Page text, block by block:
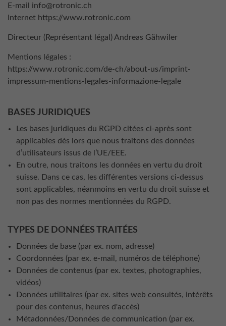
E-mail info@rotronic.ch
Internet https://www.rotronic.com
Directeur (Représentant légal) Andreas Gähwiler
Mentions légales :
https://www.rotronic.com/de-ch/about-us/imprint-
impressum-mentions-legales-informazione-legale
BASES JURIDIQUES
Les bases juridiques du RGPD citées ci-après sont
applicables dès lors que nous traitons des données
d’utilisateurs issus de l’UE/EEE.
En outre, nous traitons les données en vertu du droit
suisse. Dans ce cas, les différentes versions ci-dessus
sont applicables, néanmoins en vertu du droit suisse et
non pas des normes mentionnées du RGPD.
TYPES DE DONNÉES TRAITÉES
Données de base (par ex. nom, adresse)
Coordonnées (par ex. e-mail, numéros de téléphone)
Données de contenus (par ex. textes, photographies,
vidéos)
Données utilitaires (par ex. sites web consultés, intérêts
pour des contenus, heures d'accès)
Métadonnées/Données de communication (par ex.